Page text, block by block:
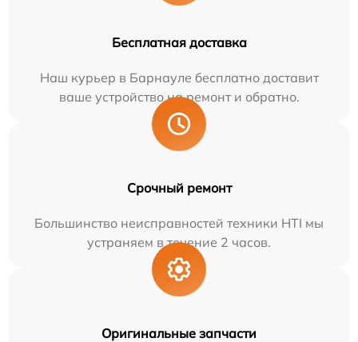
Бесплатная доставка
Наш курьер в Барнауле бесплатно доставит
ваше устройство на ремонт и обратно.
Срочный ремонт
Большинство неисправностей техники HTI мы
устраняем в течение 2 часов.
Оригинальные запчасти